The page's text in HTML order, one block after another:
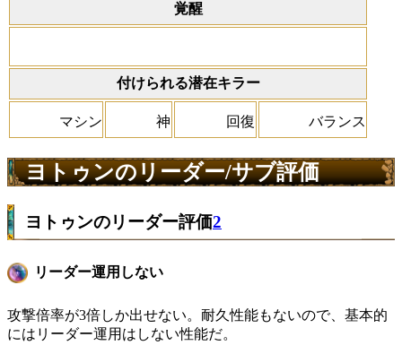
覚醒
付けられる潜在キラー
マシン 神 回復 バランス
ヨトゥンのリーダー/サブ評価
ヨトゥンのリーダー評価2
リーダー運用しない
攻撃倍率が3倍しか出せない。耐久性能もないので、基本的
にはリーダー運用はしない性能だ。